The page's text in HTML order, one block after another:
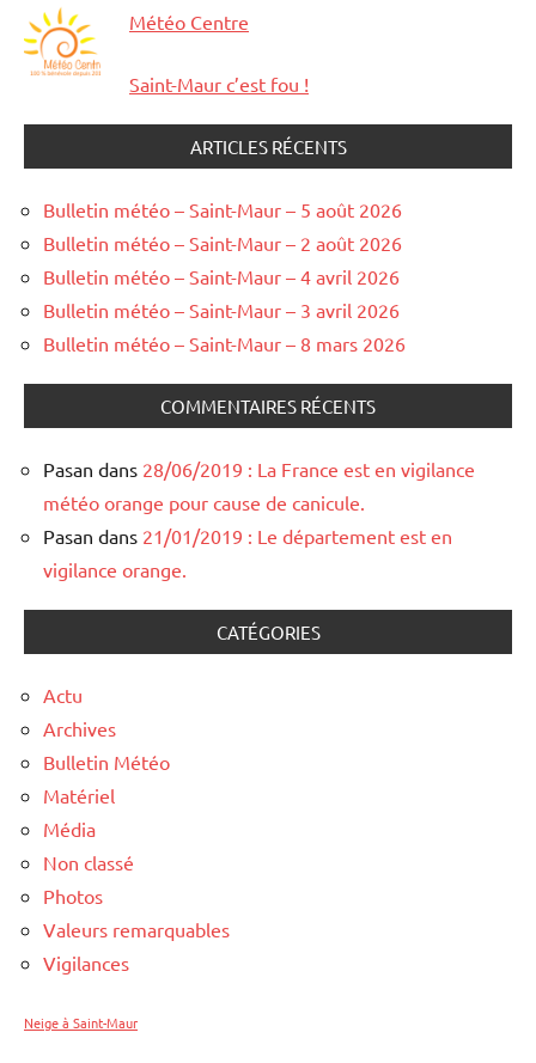
Météo Centre
Saint-Maur c’est fou !
ARTICLES RÉCENTS
Bulletin météo – Saint-Maur – 5 août 2026
Bulletin météo – Saint-Maur – 2 août 2026
Bulletin météo – Saint-Maur – 4 avril 2026
Bulletin météo – Saint-Maur – 3 avril 2026
Bulletin météo – Saint-Maur – 8 mars 2026
COMMENTAIRES RÉCENTS
Pasan dans 28/06/2019 : La France est en vigilance
météo orange pour cause de canicule.
Pasan dans 21/01/2019 : Le département est en
vigilance orange.
CATÉGORIES
Actu
Archives
Bulletin Météo
Matériel
Média
Non classé
Photos
Valeurs remarquables
Vigilances
Neige à Saint-Maur